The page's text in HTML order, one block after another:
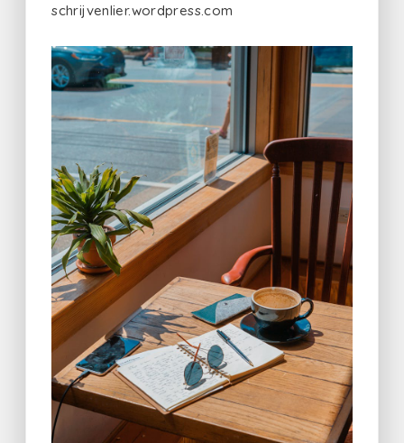
schrijvenlier.wordpress.com